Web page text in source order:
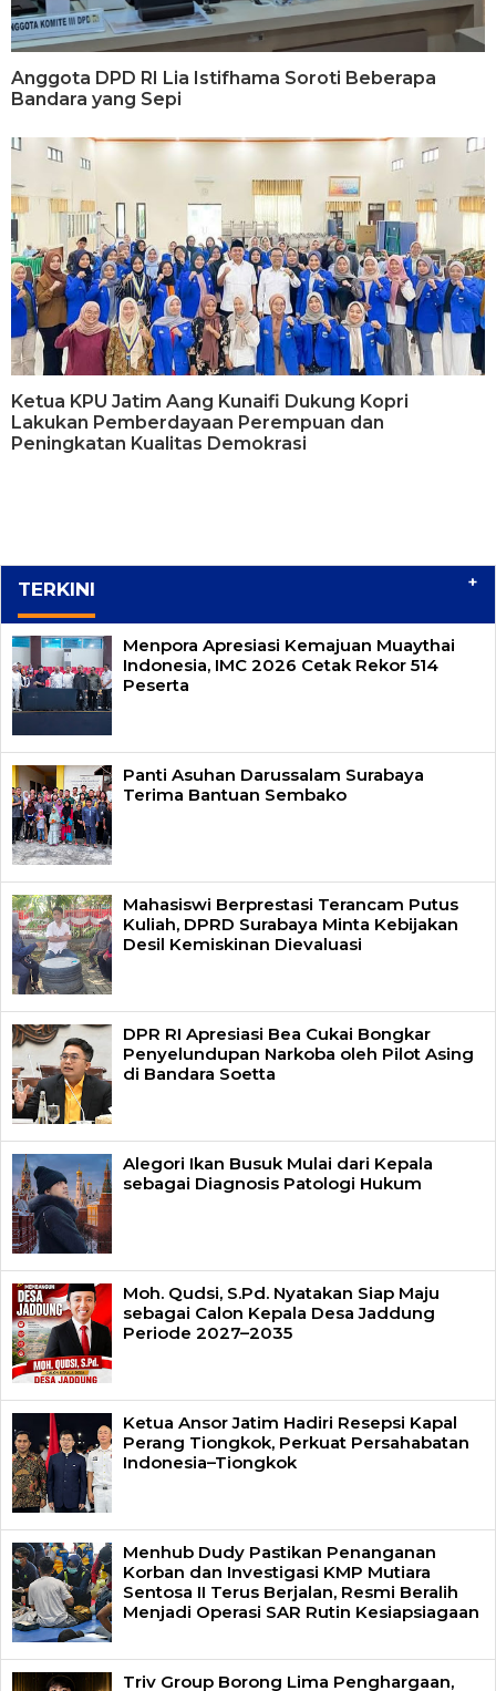
Anggota DPD RI Lia Istifhama Soroti Beberapa
Bandara yang Sepi
Ketua KPU Jatim Aang Kunaifi Dukung Kopri
Lakukan Pemberdayaan Perempuan dan
Peningkatan Kualitas Demokrasi
TERKINI +
Menpora Apresiasi Kemajuan Muaythai
Indonesia, IMC 2026 Cetak Rekor 514
Peserta
Panti Asuhan Darussalam Surabaya
Terima Bantuan Sembako
Mahasiswi Berprestasi Terancam Putus
Kuliah, DPRD Surabaya Minta Kebijakan
Desil Kemiskinan Dievaluasi
DPR RI Apresiasi Bea Cukai Bongkar
Penyelundupan Narkoba oleh Pilot Asing
di Bandara Soetta
Alegori Ikan Busuk Mulai dari Kepala
sebagai Diagnosis Patologi Hukum
Moh. Qudsi, S.Pd. Nyatakan Siap Maju
sebagai Calon Kepala Desa Jaddung
Periode 2027–2035
Ketua Ansor Jatim Hadiri Resepsi Kapal
Perang Tiongkok, Perkuat Persahabatan
Indonesia–Tiongkok
Menhub Dudy Pastikan Penanganan
Korban dan Investigasi KMP Mutiara
Sentosa II Terus Berjalan, Resmi Beralih
Menjadi Operasi SAR Rutin Kesiapsiagaan
Triv Group Borong Lima Penghargaan,